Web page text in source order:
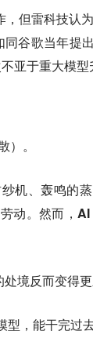
但雷科技认
谷歌当年提
亚于重大模型
。
机、轰鸣的
动。 然而，
境反而变得更
，能干完过